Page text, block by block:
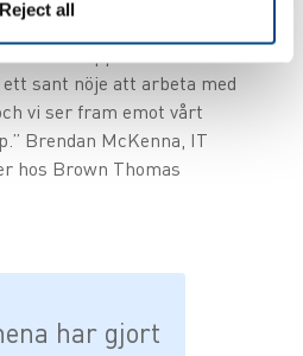
Reject all
erbjuda exceptionell
sant nöje att arbeta med
vi ser fram emot vårt
Brendan McKenna, IT
hos Brown Thomas
har gjort